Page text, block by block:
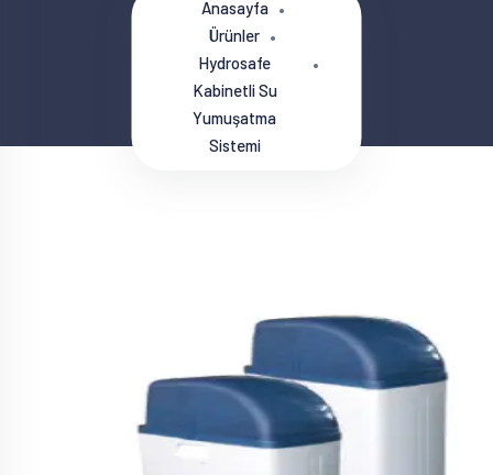
Anasayfa
Ürünler
Hydrosafe
Kabinetli Su
Yumuşatma
Sistemi